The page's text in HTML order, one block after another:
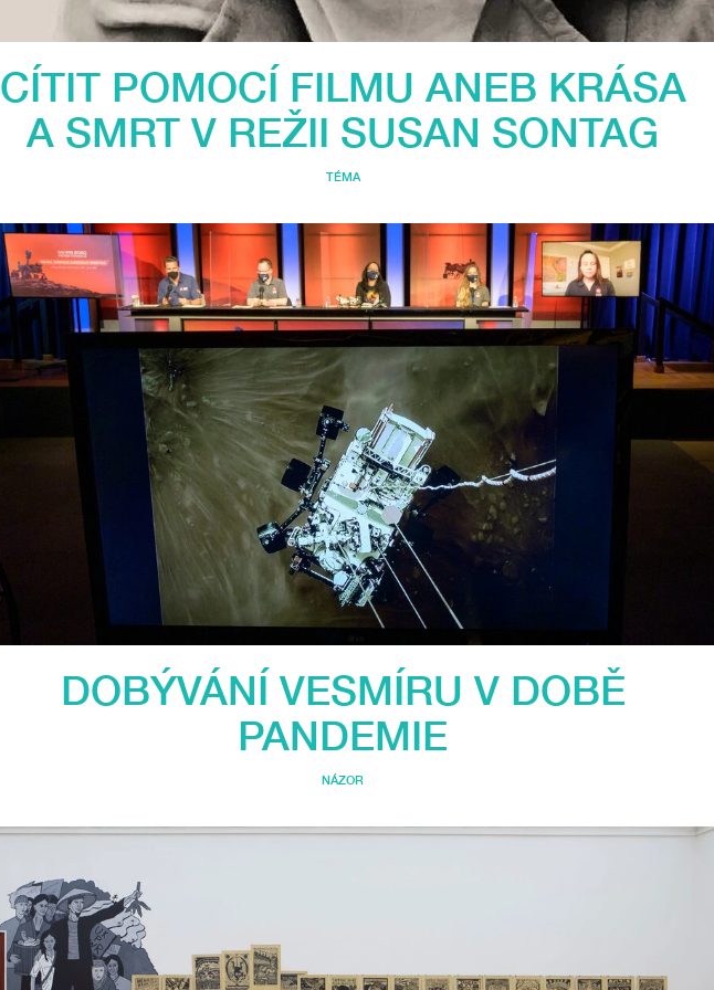
CÍTIT POMOCÍ FILMU ANEB KRÁSA
A SMRT V REŽII SUSAN SONTAG
TÉMA
DOBÝVÁNÍ VESMÍRU V DOBĚ
PANDEMIE
NÁZOR